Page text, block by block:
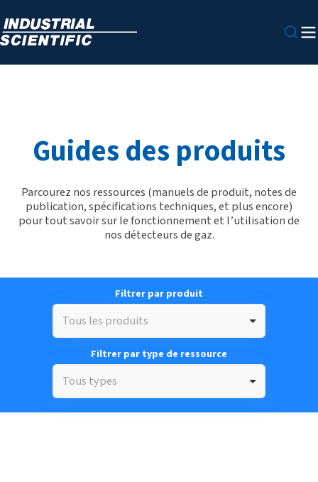
Guides des produits
Parcourez nos ressources (manuels de produit, notes de
publication, spécifications techniques, et plus encore)
pour tout savoir sur le fonctionnement et l’utilisation de
nos détecteurs de gaz.
Filtrer par produit
Tous les produits
Filtrer par type de ressource
Tous types